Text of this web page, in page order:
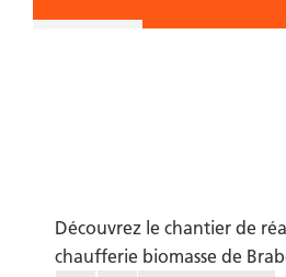
Levage des structures
charpente
Découvrez le chantier de
chaufferie biomasse de